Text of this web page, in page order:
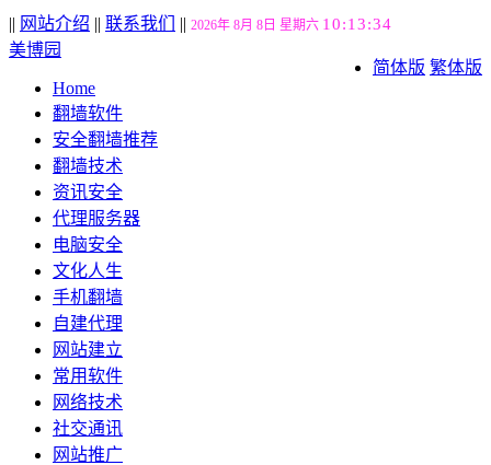
|| 网站介绍 || 联系我们 || 2026年 8月 8日 星期六 10:13:35
简体版 繁体版
美博园
Home
翻墙软件
安全翻墙推荐
翻墙技术
资讯安全
代理服务器
电脑安全
文化人生
手机翻墙
自建代理
网站建立
常用软件
网络技术
社交通讯
网站推广